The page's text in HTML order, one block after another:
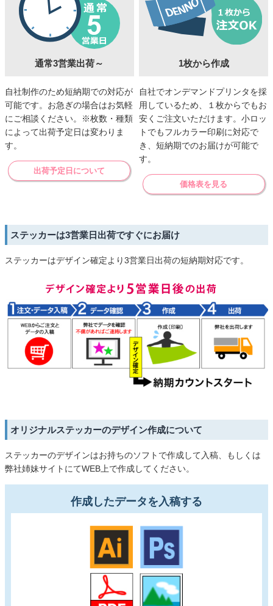
通常3営業出荷～
自社制作のため短納期での対応が
可能です。お急ぎの場合はお気軽
にご相談ください。※枚数・種類
によって出荷予定日は変わりま
す。
出荷予定日について
1枚から作成
自社でオンデマンドプリンタを採
用しているため、１枚からでもお
安くご注文いただけます。小ロッ
トでもフルカラー印刷に対応で
き、短納期でのお届けが可能で
す。
価格表を見る
ステッカーは3営業日出荷ですぐにお届け
ステッカーはデザイン確定より3営業日出荷の短納期対応です。
オリジナルステッカーのデザイン作成について
ステッカーのデザインはお持ちのソフトで作成して入稿、もしくは
弊社姉妹サイトにてWEB上で作成してください。
作成したデータを入稿する